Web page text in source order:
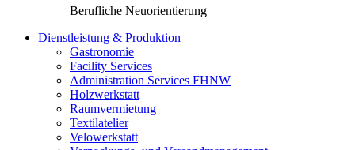
Berufliche Neuorientierung
Dienstleistung & Produktion
Gastronomie
Facility Services
Administration Services FHNW
Holzwerkstatt
Raumvermietung
Textilatelier
Velowerkstatt